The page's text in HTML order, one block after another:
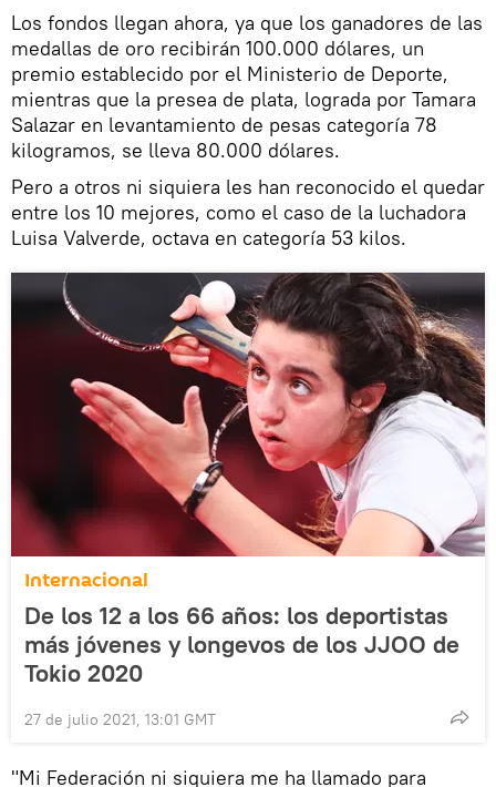
Los fondos llegan ahora, ya que los ganadores de las
medallas de oro recibirán 100.000 dólares, un
premio establecido por el Ministerio de Deporte,
mientras que la presea de plata, lograda por Tamara
Salazar en levantamiento de pesas categoría 78
kilogramos, se lleva 80.000 dólares.
Pero a otros ni siquiera les han reconocido el quedar
entre los 10 mejores, como el caso de la luchadora
Luisa Valverde, octava en categoría 53 kilos.
Internacional
De los 12 a los 66 años: los deportistas
más jóvenes y longevos de los JJOO de
Tokio 2020
27 de julio 2021, 13:01 GMT
"Mi Federación ni siquiera me ha llamado para